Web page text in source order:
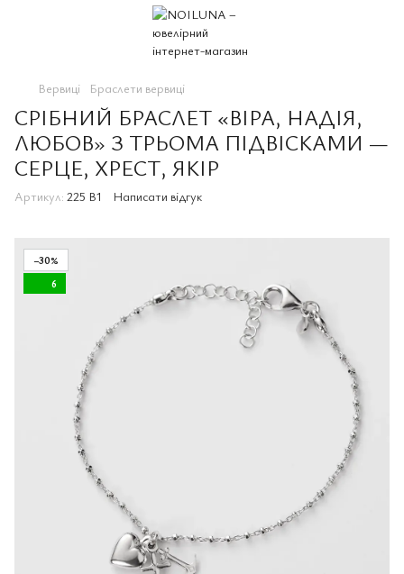
Вервиці Браслети вервиці
СРІБНИЙ БРАСЛЕТ «ВІРА, НАДІЯ,
ЛЮБОВ» З ТРЬОМА ПІДВІСКАМИ —
СЕРЦЕ, ХРЕСТ, ЯКІР
Артикул: 225 B1 Написати відгук
−30%
6